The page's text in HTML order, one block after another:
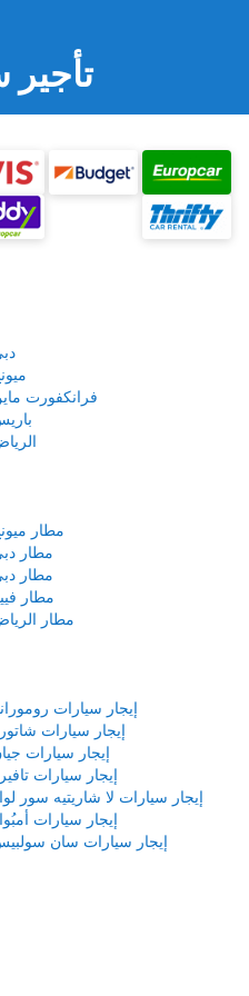
تأجير
فرانكفورت
مطار
مطار
مطار
مطار
مطار
إيجار سيارات
إيجار سيارات
إيجار سيارات
إيجار سيارات
إيجار سيارات لا شاريتيه سور
إيجار سيارات
إيجار سيارات سان